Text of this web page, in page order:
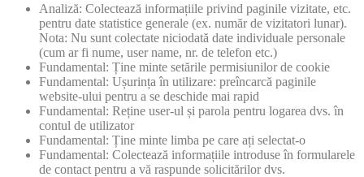
Analiză: Colectează informațiile privind paginile vizitate, etc.
pentru date statistice generale (ex. număr de vizitatori lunar).
Nota: Nu sunt colectate niciodată date individuale personale
(cum ar fi nume, user name, nr. de telefon etc.)
Fundamental: Ține minte setările permisiunilor de cookie
Fundamental: Ușurința în utilizare: preîncarcă paginile
website-ului pentru a se deschide mai rapid
Fundamental: Reține user-ul și parola pentru logarea dvs. în
contul de utilizator
Fundamental: Ține minte limba pe care ați selectat-o
Fundamental: Colectează informațiile introduse în formularele
de contact pentru a vă raspunde solicitărilor dvs.